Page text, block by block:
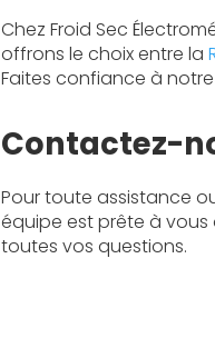
Chez Froid Sec
offrons le choix entre la
Faites confiance à
Contactez-
Pour toute assistance
équipe est prête à vous
toutes vos questions.